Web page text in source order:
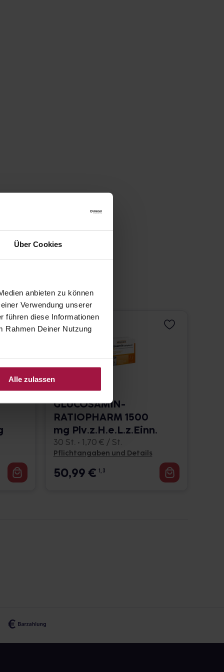
Über Cookies
anbieten zu können
Verwendung unserer
führen diese Informationen
Rahmen Deiner Nutzung
Alle zulassen
GLUCOSAMIN-
RATIOPHARM 1500
mg Plv.z.H.e.L.z.Einn.
30 St. • 1,70 € / St.
Pflichtangaben und Details
50,99€ 1, 3